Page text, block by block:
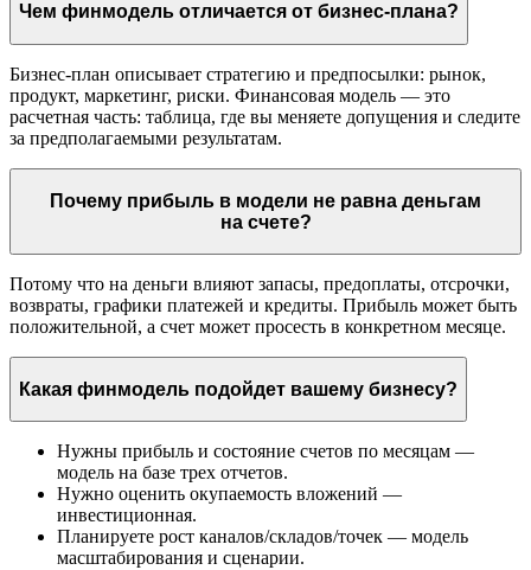
Чем финмодель отличается от бизнес-плана?
Бизнес-план описывает стратегию и предпосылки: рынок,
продукт, маркетинг, риски. Финансовая модель — это
расчетная часть: таблица, где вы меняете допущения и следите
за предполагаемыми результатам.
Почему прибыль в модели не равна деньгам
на счете?
Потому что на деньги влияют запасы, предоплаты, отсрочки,
возвраты, графики платежей и кредиты. Прибыль может быть
положительной, а счет может просесть в конкретном месяце.
Какая финмодель подойдет вашему бизнесу?
Нужны прибыль и состояние счетов по месяцам —
модель на базе трех отчетов.
Нужно оценить окупаемость вложений —
инвестиционная.
Планируете рост каналов/складов/точек — модель
масштабирования и сценарии.